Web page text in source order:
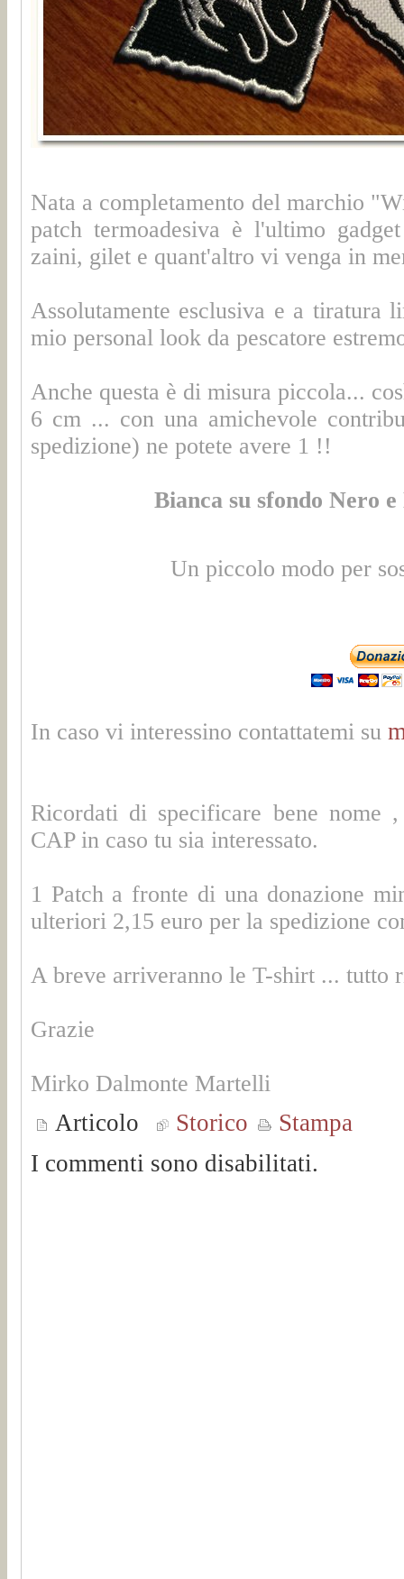
Nata a completamento del marchio
patch termoadesiva è l'ultimo
zaini, gilet e quant'altro vi venga in
Assolutamente esclusiva e a tiratura
mio personal look da pescatore
Anche questa è di misura piccola...
6 cm ... con una amichevole
spedizione) ne potete avere 1 !!
Bianca su sfondo Nero
Un piccolo modo per
In caso vi interessino contattatemi su
Ricordati di specificare bene nome
CAP in caso tu sia interessato.
1 Patch a fronte di una donazione
ulteriori 2,15 euro per la spedizione
A breve arriveranno le T-shirt ... tutto
Grazie
Mirko Dalmonte Martelli
Articolo Storico
Stampa
I commenti sono disabilitati.